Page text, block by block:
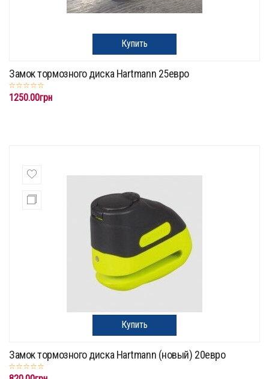
Купить
Замок тормозного диска Hartmann 25евро
1250.00грн
Купить
Замок тормозного диска Hartmann (новый) 20евро